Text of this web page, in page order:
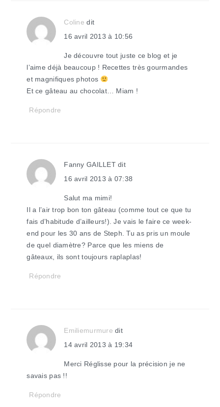
Coline dit
16 avril 2013 à 10:56
Je découvre tout juste ce blog et je
l’aime déjà beaucoup ! Recettes très gourmandes
et magnifiques photos
Et ce gâteau au chocolat… Miam !
Répondre
Fanny GAILLET dit
16 avril 2013 à 07:38
Salut ma mimi!
Il a l’air trop bon ton gâteau (comme tout ce que tu
fais d’habitude d’ailleurs!). Je vais le faire ce week-
end pour les 30 ans de Steph. Tu as pris un moule
de quel diamètre? Parce que les miens de
gâteaux, ils sont toujours raplaplas!
Répondre
Emiliemurmure dit
14 avril 2013 à 19:34
Merci Réglisse pour la précision je ne
savais pas !!
Répondre